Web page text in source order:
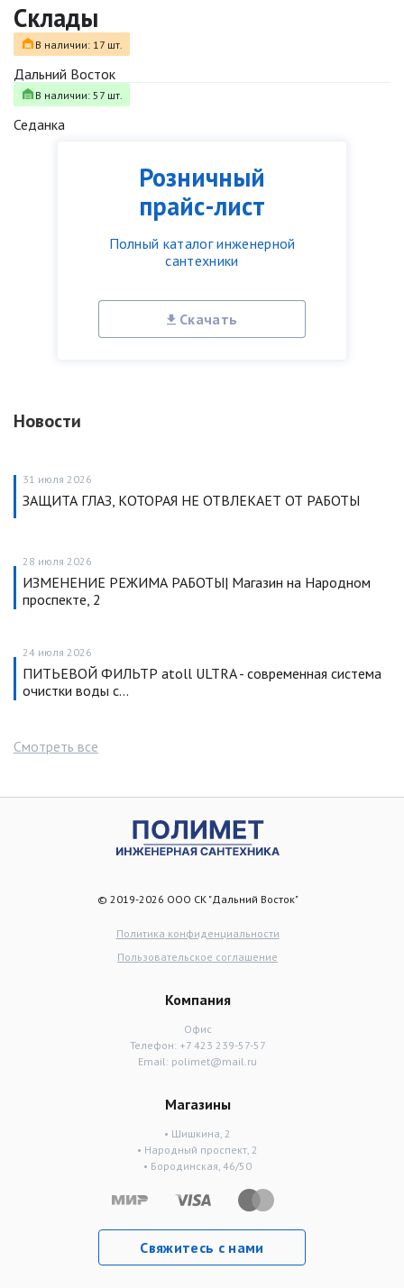
Розничный
прайс-лист
Полный каталог инженерной
сантехники
Скачать
Новости
31 июля 2026
ЗАЩИТА ГЛАЗ, КОТОРАЯ НЕ ОТВЛЕКАЕТ ОТ РАБОТЫ
28 июля 2026
ИЗМЕНЕНИЕ РЕЖИМА РАБОТЫ| Магазин на Народном
проспекте, 2
24 июля 2026
ПИТЬЕВОЙ ФИЛЬТР atoll ULTRA - современная система
очистки воды с…
Смотреть все
Склады
В наличии: 17 шт.
Дальний Восток
В наличии: 57 шт.
Седанка
© 2019-2026 ООО СК "Дальний Восток"
Политика конфиденциальности
Пользовательское соглашение
Компания
Офис
Телефон: +7 423 239-57-57
Email: polimet@mail.ru
Магазины
• Шишкина, 2
• Народный проспект, 2
• Бородинская, 46/50
Свяжитесь с нами